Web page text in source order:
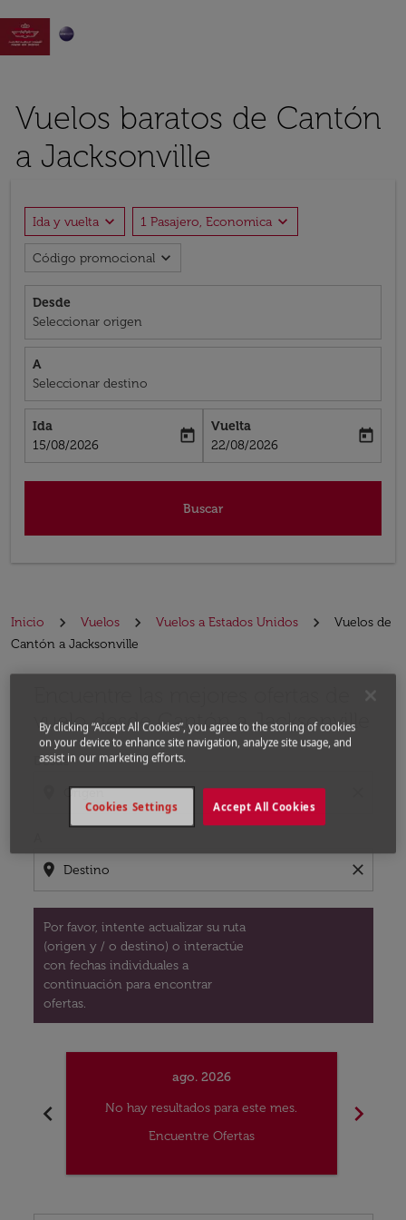

Vuelos baratos de Cantón
a Jacksonville
Ida y vuelta expand_more 1 Pasajero, Economica expand_more
Código promocional expand_more
Desde
Seleccionar origen
A
Seleccionar destino
Ida
fc-booking-departure-date-aria-label
15/08/2026
today
Vuelta
fc-booking-return-date-aria-label
22/08/2026
today
Buscar
Inicio Vuelos Vuelos a Estados Unidos
Vuelos de
Cantón a Jacksonville
vuelo desde Cantón a Jacksonville
Desde
location_on close
Por favor, intente actualizar su ruta
(origen y / o destino) o interactúe
con fechas individuales a
continuación para encontrar
ofertas.
chevron_left
ago. 2026
No hay resultados para este mes.
Encuentre Ofertas
chevron_right
By clicking “Accept All Cookies”, you agree to the storing of cookies
on your device to enhance site navigation, analyze site usage, and
assist in our marketing efforts.
Accept All Cookies
Cookies Settings